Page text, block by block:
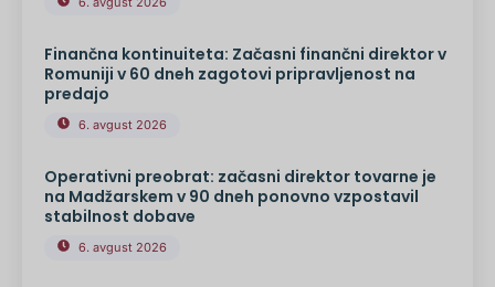
Finančna kontinuiteta: Začasni finančni direktor v
Romuniji v 60 dneh zagotovi pripravljenost na
predajo
6. avgust 2026
Operativni preobrat: začasni direktor tovarne je
na Madžarskem v 90 dneh ponovno vzpostavil
stabilnost dobave
6. avgust 2026